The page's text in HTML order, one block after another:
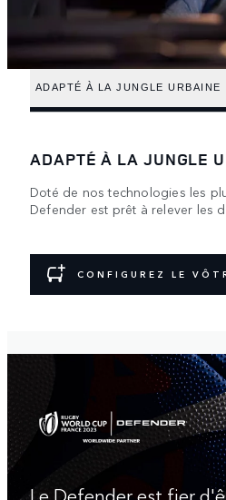
ADAPTÉ À LA JUNGLE URBAINE
ADAPTÉ À LA JUNGLE
Doté de nos technologies les
Defender est prêt à relever les
CONFIGUREZ LE
Le Defender est fier